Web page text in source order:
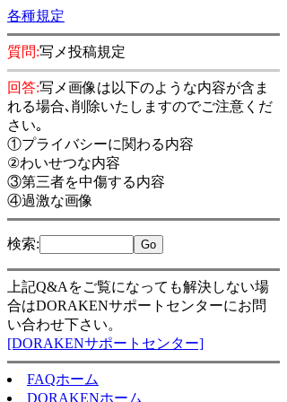
各種規定
質問:写メ投稿規定
回答:写メ画像は以下のような内容が含ま
れる場合､削除いたしますのでご注意くだ
さい｡
①プライバシーに関わる内容
②わいせつな内容
③第三者を中傷する内容
④過激な画像
検索:
上記Q&Aをご覧になっても解決しない場
合はDORAKENサポートセンターにお問
い合わせ下さい。
[DORAKENサポートセンター]
FAQホーム
DORAKENホーム